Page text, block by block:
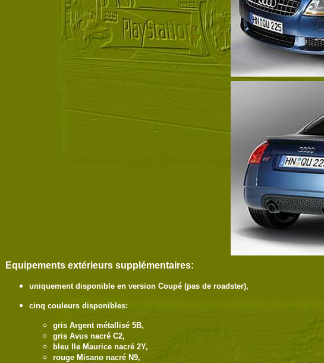
Equipements extérieurs supplémentaires:
uniquement disponible en version Coupé (pas de roadster),
cinq couleurs disponibles:
gris Argent métallisé 5B,
gris Avus nacré C2,
bleu Ile Maurice nacré 2Y,
rouge Misano nacré N9,